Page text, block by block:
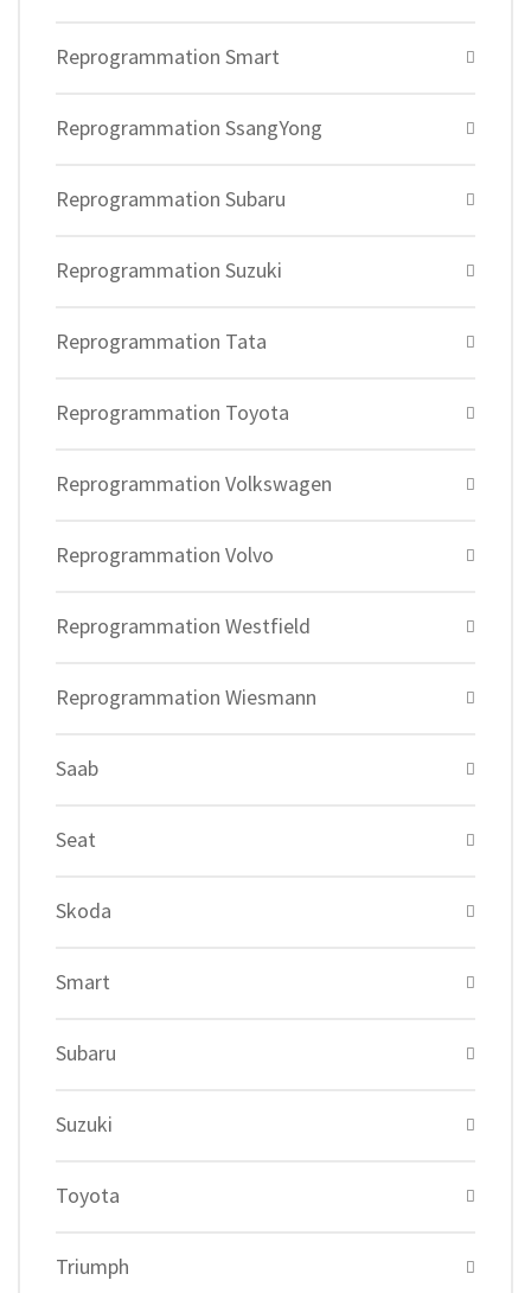
Reprogrammation Smart
Reprogrammation SsangYong
Reprogrammation Subaru
Reprogrammation Suzuki
Reprogrammation Tata
Reprogrammation Toyota
Reprogrammation Volkswagen
Reprogrammation Volvo
Reprogrammation Westfield
Reprogrammation Wiesmann
Saab
Seat
Skoda
Smart
Subaru
Suzuki
Toyota
Triumph